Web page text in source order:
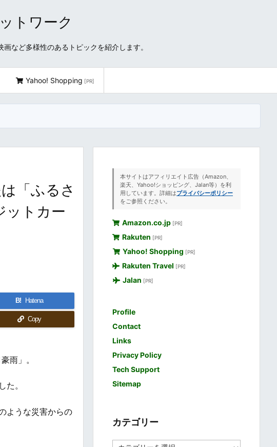
トワーク
など多様性のあるトピックを紹介します。
Yahoo! Shopping [PR]
「ふるさ
ットカー
B! Hatena
Copy
雨」。
。
ような災害からの
本サイトはアフィリエイト広告（Amazon、
楽天、Yahoo!ショッピング、Jalan等）を利
用しています。詳細はプライバシーポリシー
をご参照ください。
Amazon.co.jp [PR]
Rakuten [PR]
Yahoo! Shopping [PR]
Rakuten Travel [PR]
Jalan [PR]
Profile
Contact
Links
Privacy Policy
Tech Support
Sitemap
カテゴリー